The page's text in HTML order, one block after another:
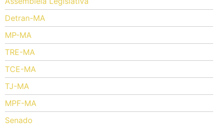
Detran-MA
MP-MA
TRE-MA
TCE-MA
TJ-MA
MPF-MA
Senado